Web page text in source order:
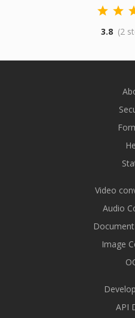
3.8 (2
Video
Audio
Image
API